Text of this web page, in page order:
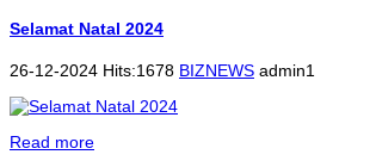
Selamat Natal 2024
26-12-2024 Hits:1678 BIZNEWS admin1
Read more